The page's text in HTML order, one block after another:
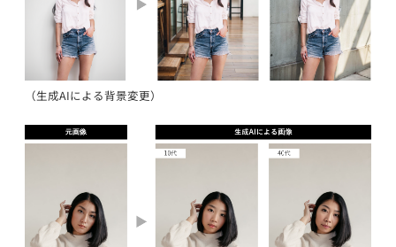
（生成AIによる背景変更）